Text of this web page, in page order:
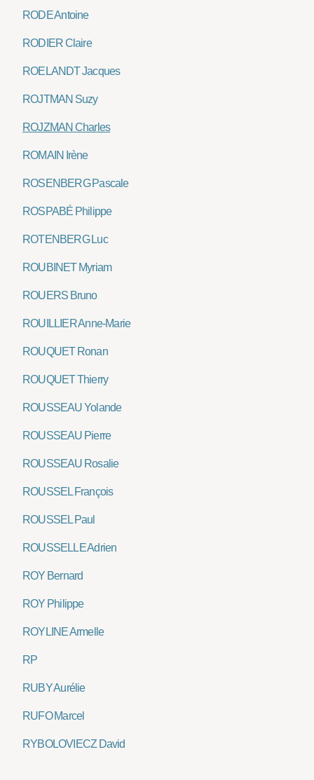
RODE Antoine
RODIER Claire
ROELANDT Jacques
ROJTMAN Suzy
ROJZMAN Charles
ROMAIN Irène
ROSENBERG Pascale
ROSPABÉ Philippe
ROTENBERG Luc
ROUBINET Myriam
ROUERS Bruno
ROUILLIER Anne-Marie
ROUQUET Ronan
ROUQUET Thierry
ROUSSEAU Yolande
ROUSSEAU Pierre
ROUSSEAU Rosalie
ROUSSEL François
ROUSSEL Paul
ROUSSELLE Adrien
ROY Bernard
ROY Philippe
ROYLINE Armelle
RP
RUBY Aurélie
RUFO Marcel
RYBOLOVIECZ David